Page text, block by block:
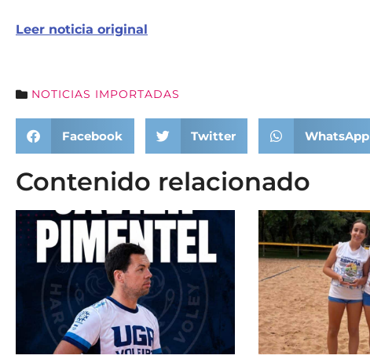
Leer noticia original
NOTICIAS IMPORTADAS
Facebook Twitter WhatsApp
Contenido relacionado